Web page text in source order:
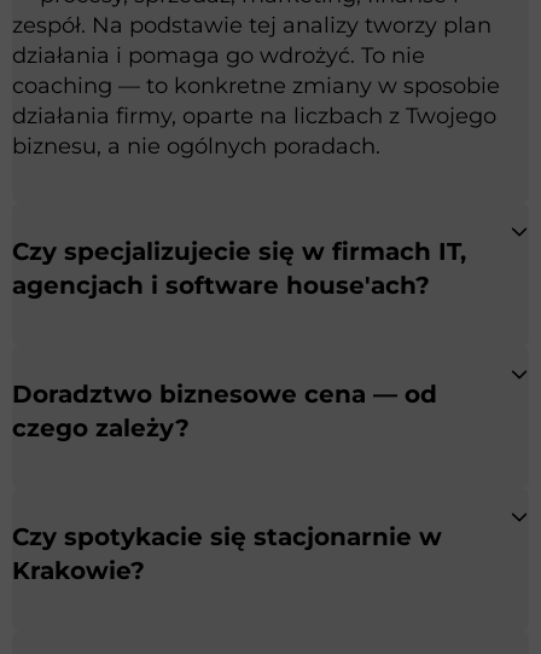
zespół. Na podstawie tej analizy tworzy plan
działania i pomaga go wdrożyć. To nie
coaching — to konkretne zmiany w sposobie
działania firmy, oparte na liczbach z Twojego
biznesu, a nie ogólnych poradach.
Czy specjalizujecie się w firmach IT,
agencjach i software house'ach?
Doradztwo biznesowe cena — od
czego zależy?
Czy spotykacie się stacjonarnie w
Krakowie?